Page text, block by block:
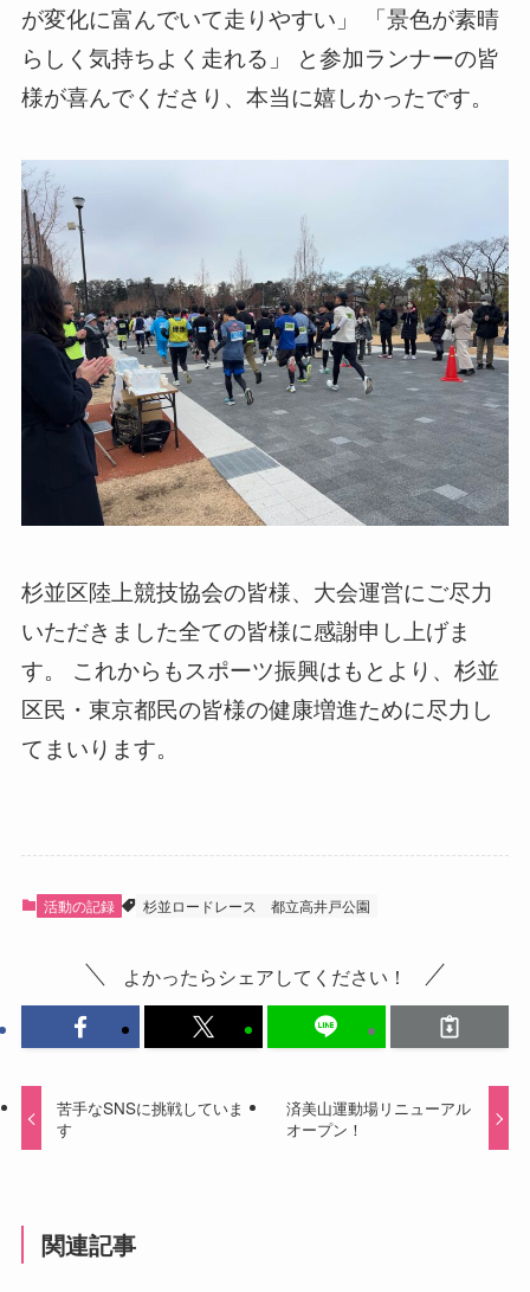
が変化に富んでいて走りやすい」 「景色が素晴
らしく気持ちよく走れる」 と参加ランナーの皆
様が喜んでくださり、本当に嬉しかったです。 ⁡
杉並区陸上競技協会の皆様、大会運営にご尽力
いただきました全ての皆様に感謝申し上げま
す。 これからもスポーツ振興はもとより、杉並
区民・東京都民の皆様の健康増進ために尽力し
てまいります。
活動の記録 杉並ロードレース 都立高井戸公園
よかったらシェアしてください！
苦手なSNSに挑戦していま
す
済美山運動場リニューアル
オープン！
関連記事